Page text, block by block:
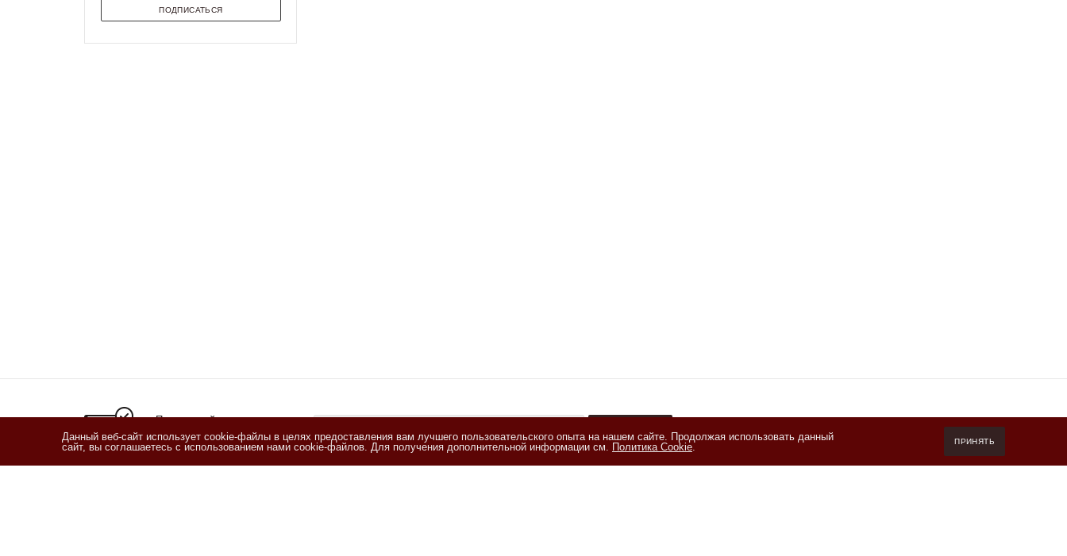
ПОДПИСАТЬСЯ
Подписывайтесь
на новости и акции
Я ознакомлен(а) сПолитикой обработки персональных данныхи даю
+7 (800) 550-20-87
Данный веб-сайт использует cookie-файлы в целях предоставления вам лучшего пользовательского опыта на нашем сайте. Продолжая использовать данный
сайт, вы соглашаетесь с использованием нами cookie-файлов. Для получения дополнительной информации см. Политика Cookie. ПРИНЯТЬ